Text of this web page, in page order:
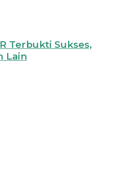
Terbukti Sukses,
Lain